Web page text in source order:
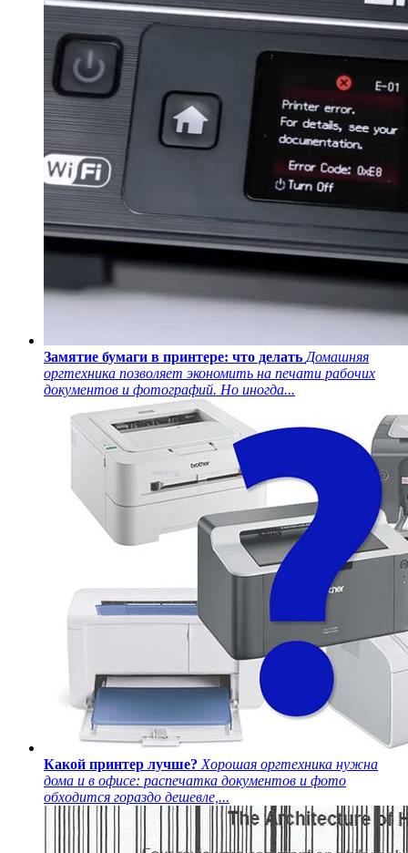
Замятие бумаги в принтере: что делать Домашняя
оргтехника позволяет экономить на печати рабочих
документов и фотографий. Но иногда...
Какой принтер лучше? Хорошая оргтехника нужна
дома и в офисе: распечатка документов и фото
обходится гораздо дешевле,...